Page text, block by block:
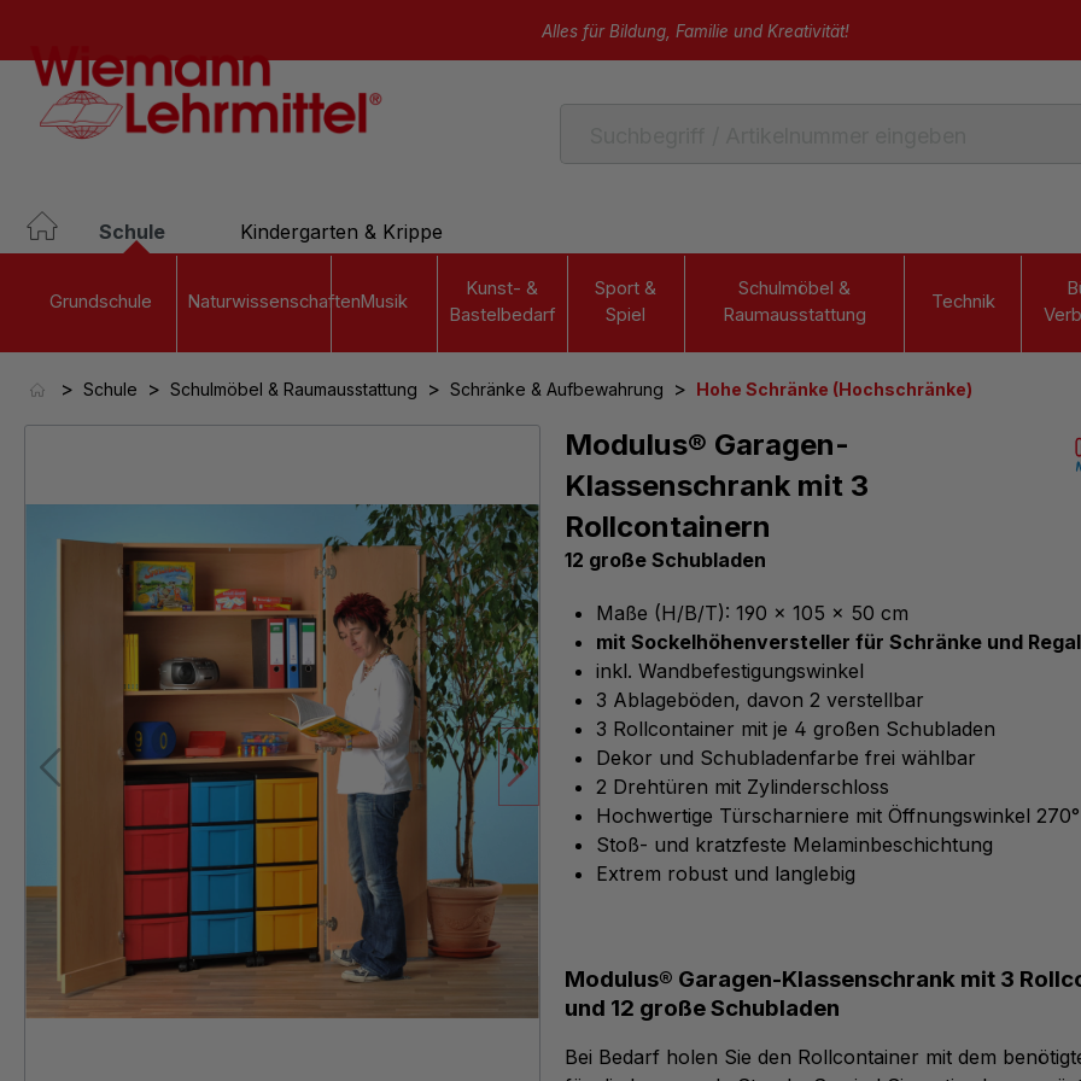
Alles für Bildung, Familie und Kreativität!
Schule Kindergarten & Krippe
Grundschule NaturwissenschaftenMusik
Kunst- &
Bastelbedarf
Sport &
Spiel
Schulmöbel &
Raumausstattung
Technik
> Schule > Schulmöbel & Raumausstattung > Schränke & Aufbewahrung > Hohe Schränke (Hochschränke)
Modulus® Garagen-
Klassenschrank mit 3
Rollcontainern
12 große Schubladen
Maße (H/B/T): 190 x 105 x 50 cm
mit Sockelhöhenversteller für Schränke und
inkl. Wandbefestigungswinkel
3 Ablageböden, davon 2 verstellbar
3 Rollcontainer mit je 4 großen Schubladen
Dekor und Schubladenfarbe frei wählbar
2 Drehtüren mit Zylinderschloss
Hochwertige Türscharniere mit Öffnungswinkel 270°
Stoß- und kratzfeste Melaminbeschichtung
Extrem robust und langlebig
Modulus® Garagen-Klassenschrank mit 3
und 12 große Schubladen
Bei Bedarf holen Sie den Rollcontainer mit dem